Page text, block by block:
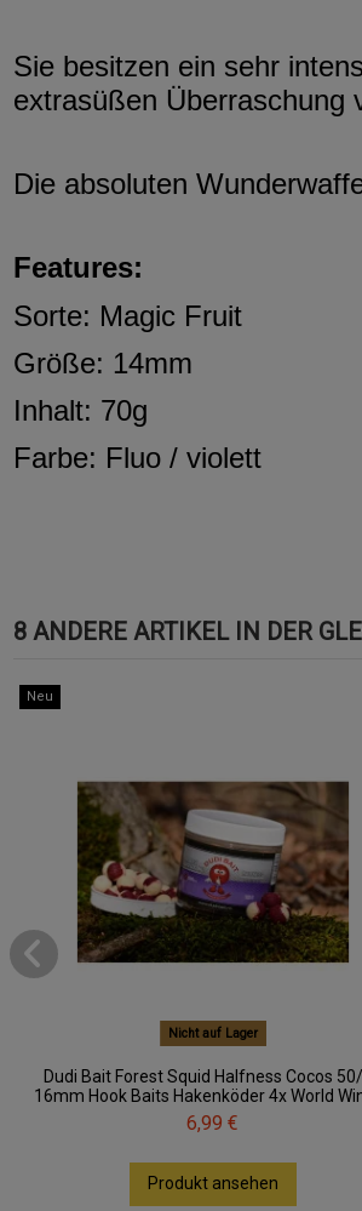
Sie besitzen ein sehr
extrasüßen Überraschung
Die absoluten
Features:
Sorte: Magic Fruit
Größe: 14mm
Inhalt: 70g
Farbe: Fluo / violett
8 ANDERE ARTIKEL IN DER
Neu
Nicht auf Lager
Dudi Bait Forest Squid Halfness Cocos
16mm Hook Baits Hakenköder 4x World
6,99 €
Produkt ansehen